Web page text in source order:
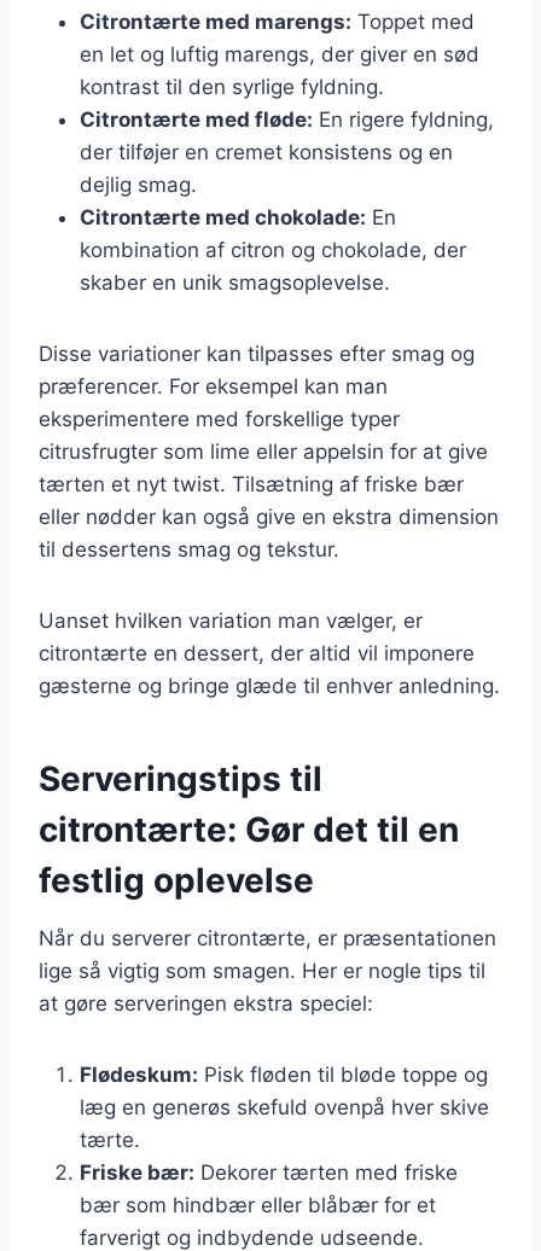
Citrontærte med marengs: Toppet med
en let og luftig marengs, der giver en sød
kontrast til den syrlige fyldning.
Citrontærte med fløde: En rigere fyldning,
der tilføjer en cremet konsistens og en
dejlig smag.
Citrontærte med chokolade: En
kombination af citron og chokolade, der
skaber en unik smagsoplevelse.
Disse variationer kan tilpasses efter smag og
præferencer. For eksempel kan man
eksperimentere med forskellige typer
citrusfrugter som lime eller appelsin for at give
tærten et nyt twist. Tilsætning af friske bær
eller nødder kan også give en ekstra dimension
til dessertens smag og tekstur.
Uanset hvilken variation man vælger, er
citrontærte en dessert, der altid vil imponere
gæsterne og bringe glæde til enhver anledning.
Serveringstips til
citrontærte: Gør det til en
festlig oplevelse
Når du serverer citrontærte, er præsentationen
lige så vigtig som smagen. Her er nogle tips til
at gøre serveringen ekstra speciel:
Flødeskum: Pisk fløden til bløde toppe og
læg en generøs skefuld ovenpå hver skive
tærte.
Friske bær: Dekorer tærten med friske
bær som hindbær eller blåbær for et
farverigt og indbydende udseende.